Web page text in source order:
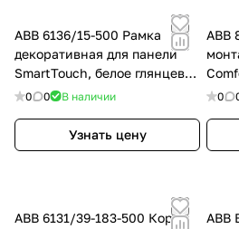
ABB 6136/15-500 Рамка
декоративная для панели
SmartTouch, белое глянцевое
стекло
0 0 В наличии
Узнать цену
ABB
0
ABB 6131/39-183-500 Короб
ABB